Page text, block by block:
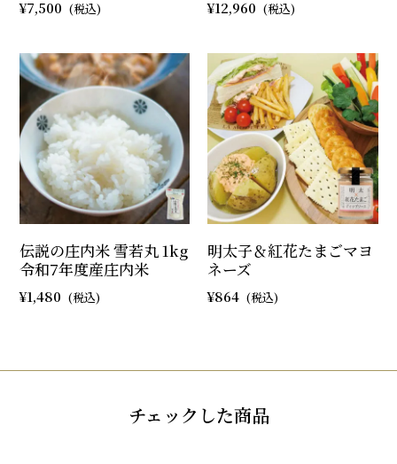
7,500 12,960
伝説の庄内米 雪若丸 1kg
令和7年度産庄内米
1,480
明太子＆紅花たまごマヨ
ネーズ
864
チェックした商品